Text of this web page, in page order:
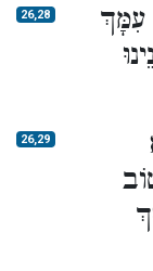
26,28
עִמָּךְ
26,29